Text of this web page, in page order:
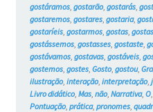
gostáramos, gostarão, gostarás,
gostaremos, gostares, gostaria,
gostaríeis, gostarmos, gostas,
gostássemos, gostasses, gostaste,
gostávamos, gostavas, gostáveis,
gostemos, gostes, Gosto, gostou,
ilustração, interação, interpretação,
Livro didático, Mas, não, Narrativa, O,
Pontuação, prática, pronomes,